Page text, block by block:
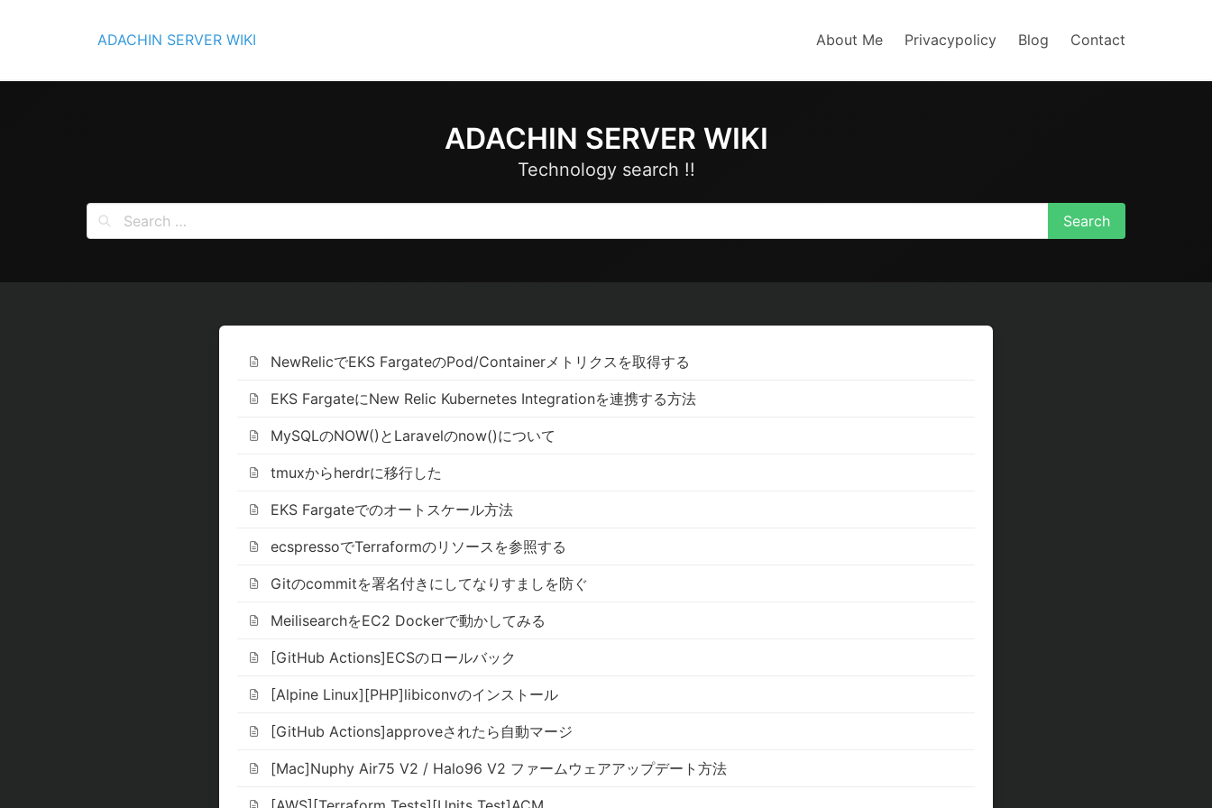
ADACHIN SERVER WIKI About Me Privacypolicy Blog Contact
ADACHIN SERVER WIKI
Technology search !!
NewRelicでEKS FargateのPod/Containerメトリクスを取得する
EKS FargateにNew Relic Kubernetes Integrationを連携する方法
MySQLのNOW()とLaravelのnow()について
tmuxからherdrに移行した
EKS Fargateでのオートスケール方法
ecspressoでTerraformのリソースを参照する
Gitのcommitを署名付きにしてなりすましを防ぐ
MeilisearchをEC2 Dockerで動かしてみる
[GitHub Actions]ECSのロールバック
[Alpine Linux][PHP]libiconvのインストール
[GitHub Actions]approveされたら自動マージ
[Mac]Nuphy Air75 V2 / Halo96 V2 ファームウェアアップデート方法